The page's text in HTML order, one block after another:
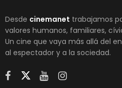
Desde cinemanet trabajamos
valores humanos, familiares,
Un cine que vaya más allá del
al espectador y a la sociedad.